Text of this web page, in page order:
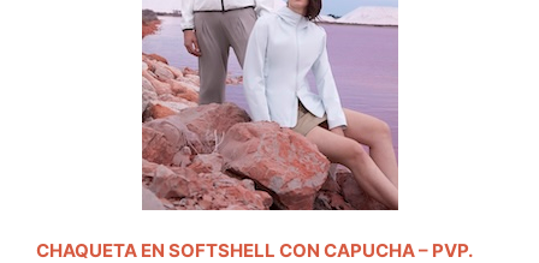
CHAQUETA EN SOFTSHELL CON CAPUCHA – PVP.